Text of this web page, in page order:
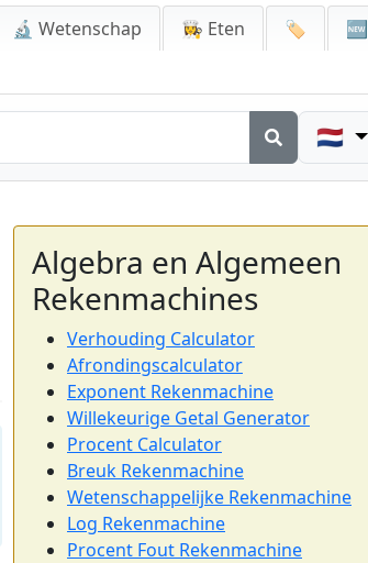
🔬 Wetenschap 👩‍🍳 Eten 🏷️
🆕
🇳🇱
Algebra en Algemeen
Rekenmachines
Verhouding Calculator
Afrondingscalculator
Exponent Rekenmachine
Willekeurige Getal Generator
Procent Calculator
Breuk Rekenmachine
Wetenschappelijke Rekenmachine
Log Rekenmachine
Procent Fout Rekenmachine